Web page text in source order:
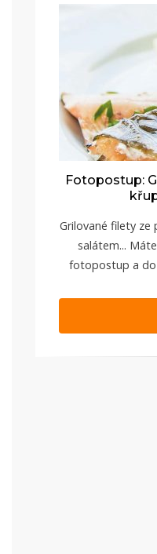
Fotopostup:
Grilované filety ze
salátem...
fotopostup a